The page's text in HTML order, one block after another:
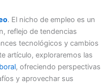
. El nicho de empleo es un
reflejo de tendencias
tecnológicos y cambios
artículo, exploraremos las
, ofreciendo perspectivas
y aprovechar sus